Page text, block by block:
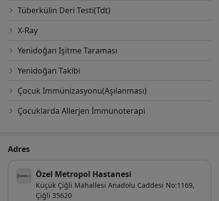
Tüberkülin Deri Testi(Tdt)
X-Ray
Yenidoğan Işitme Taraması
Yenidoğan Takibi
Çocuk Immünizasyonu(Aşılanması)
Çocuklarda Allerjen İmmunoterapi
Adres
Özel Metropol Hastanesi
Küçük Çiğli Mahallesi Anadolu Caddesi No:1169,
Çiğli 35620